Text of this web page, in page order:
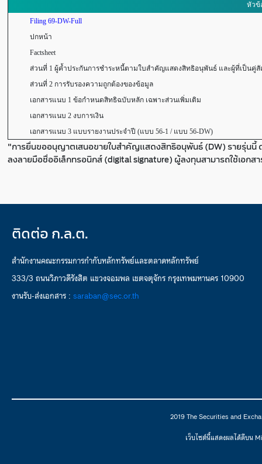
หัวข้
Filing 69-DW-Full
ปกหน้า
Factsheet
ส่วนที่ 1 ผู้ค้ำประกันการชำระหนี้ตามใบสำคัญแสดงสิทธิอนุพันธ์ และผู้ที่เป็นคู่สั
ส่วนที่ 2 การรับรองความถูกต้องของข้อมูล
เอกสารแนบ 1 ข้อกำหนดสิทธิฉบับหลัก เฉพาะส่วนเพิ่มเติม
เอกสารแนบ 2 งบการเงิน
เอกสารแนบ 3 แบบรายงานประจำปี (แบบ 56-1 / แบบ 56-DW)
"การยื่นขออนุญาตเสนอขายใบสำคัญแสดงสิทธิอนุพันธ์ (DW) รายรุ่นนี้
ลงลายมือชื่ออิเล็กทรอนิกส์ (digital signature) ผู้ลงทุนสามารถใช้เอกส
ติดต่อ ก.ล.ต.
สำนักงานคณะกรรมการกำกับหลักทรัพย์และตลาดหลักทรัพย์
333/3 ถนนวิภาวดีรังสิต แขวงจอมพล เขตจตุจักร กรุงเทพมหานคร 10900
งานรับ-ส่งเอกสาร : saraban@sec.or.th
2019 The Securities and
เว็บไซต์นี้แสดงผลได้ดีบน